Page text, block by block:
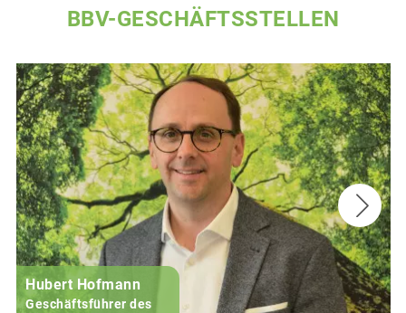
BBV-GESCHÄFTSSTELLEN
Hubert Hofmann
Geschäftsführer des